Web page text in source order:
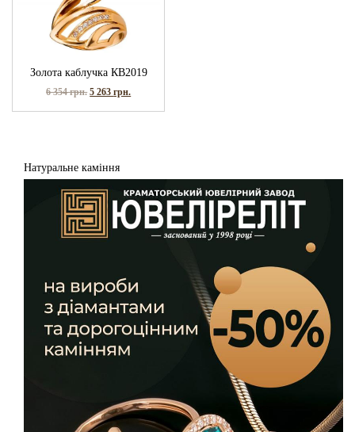
Золота каблучка КВ2019
6 354грн. 5 263грн.
Натуральне каміння